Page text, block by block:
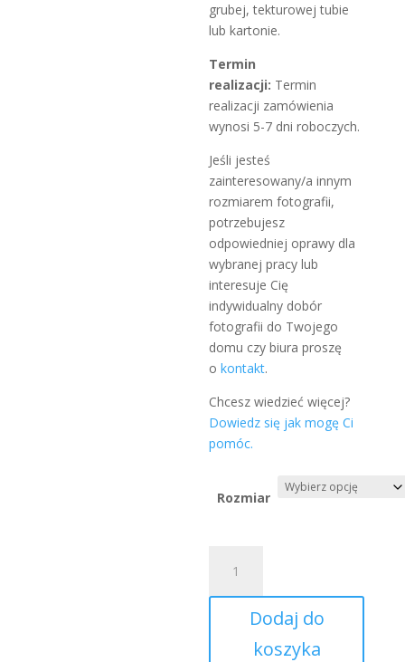
grubej, tekturowej tubie
lub kartonie.
Termin
realizacji: Termin
realizacji zamówienia
wynosi 5-7 dni roboczych.
Jeśli jesteś
zainteresowany/a innym
rozmiarem fotografii,
potrzebujesz
odpowiedniej oprawy dla
wybranej pracy lub
interesuje Cię
indywidualny dobór
fotografii do Twojego
domu czy biura proszę
o kontakt.
Chcesz wiedzieć więcej?
Dowiedz się jak mogę Ci
pomóc.
Rozmiar
FINE
ART
Dodaj do
koszyka